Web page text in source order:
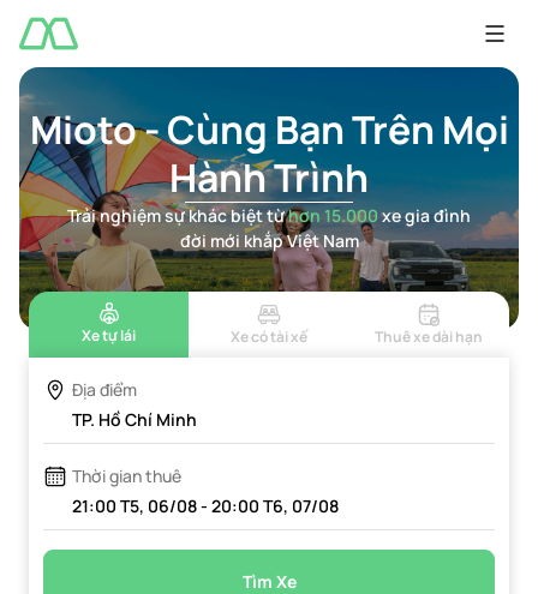
Mioto - Cùng Bạn Trên Mọi
Hành Trình
Trải nghiệm sự khác biệt từhơn 15.000xe gia đình
đời mới khắp Việt Nam
Xe tự lái Xe có tài xế Thuê xe dài hạn
Địa điểm
TP. Hồ Chí Minh
Thời gian thuê
21:00 T5, 06/08- 20:00 T6, 07/08
Tìm Xe